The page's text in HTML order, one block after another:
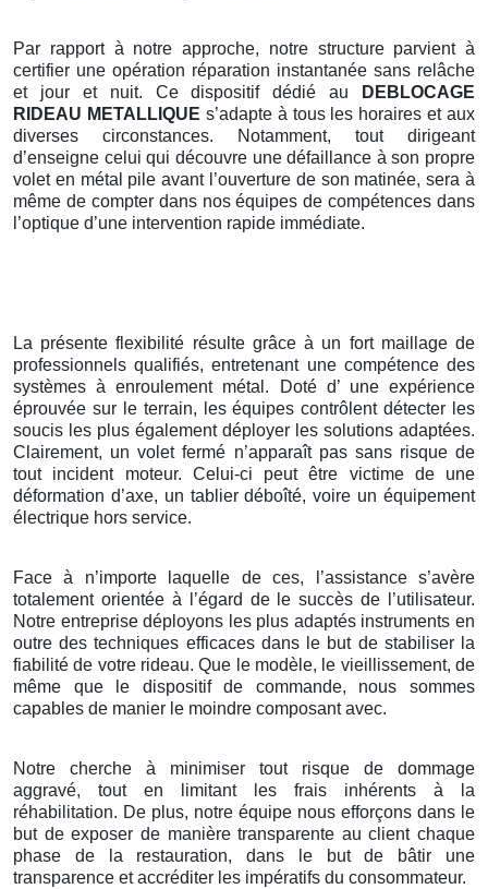
Par rapport à notre approche, notre structure parvient à
certifier une opération réparation instantanée sans relâche
et jour et nuit. Ce dispositif dédié au
DEBLOCAGE
RIDEAU METALLIQUE s’adapte à tous les horaires et aux
diverses circonstances. Notamment, tout dirigeant
d’enseigne celui qui découvre une défaillance à son propre
volet en métal pile avant l’ouverture de son matinée, sera à
même de compter dans nos équipes de compétences dans
l’optique d’une intervention rapide immédiate.
La présente flexibilité résulte grâce à un fort maillage de
professionnels qualifiés, entretenant une compétence des
systèmes à enroulement métal. Doté d’ une expérience
éprouvée sur le terrain, les équipes contrôlent détecter les
soucis les plus également déployer les solutions adaptées.
Clairement, un volet fermé n’apparaît pas sans risque de
tout incident moteur. Celui-ci peut être victime de une
déformation d’axe, un tablier déboîté, voire un équipement
électrique hors service.
Face à n’importe laquelle de ces, l’assistance s’avère
totalement orientée à l’égard de le succès de l’utilisateur.
Notre entreprise déployons les plus adaptés instruments en
outre des techniques efficaces dans le but de stabiliser la
fiabilité de votre rideau. Que le modèle, le vieillissement, de
même que le dispositif de commande, nous sommes
capables de manier le moindre composant avec.
Notre cherche à minimiser tout risque de dommage
aggravé, tout en limitant les frais inhérents à la
réhabilitation. De plus, notre équipe nous efforçons dans le
but de exposer de manière transparente au client chaque
phase de la restauration, dans le but de bâtir une
transparence et accréditer les impératifs du consommateur.